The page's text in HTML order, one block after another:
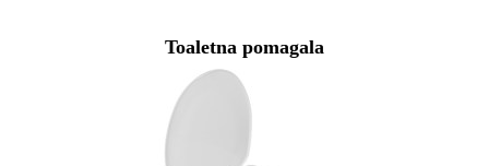
Toaletna pomagala